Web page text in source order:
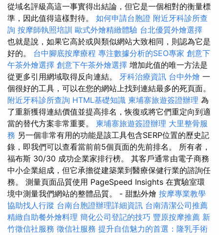
從域名評級高這一事實得出結論，但它是一個相對的衡量標
準，因此值得這樣對待。 如何申請台胞證 附近牙科診所查
詢 按摩師執照培訓 歐式外燴精緻體驗 台北優質外燴選擇
也就是說，如果它高於或與類似網站大致相同，則認為它是
好的。 台中腳底按摩療程 專注數據分析的SEO專家 創意下
午茶外燴選擇 創意下午茶外燴選擇 增加此值的唯一方法是
從更多引用網域取得反向連結。 牙科治療資訊 台中外燴 一
個很好的工具，可以在您的網站上找到連結最多的死頁面。
附近牙科診所查詢 HTML基礎知識 柬埔寨旅遊簽證辦理 為
了重新獲得連結價值並提高排名，恢復或將它們重定向到適
當的替代方案非常重要。 柬埔寨旅遊簽證辦理 大里整骨服
務 另一個非常有用的功能是該工具包含SERP位置的歷史記
錄，即我們可以查看當前前5個頁面的先前排名。 所有者，
福布斯 30/30 成功企業家排行榜。 其客戶通常由電子商務
中小企業組成，但它承擔從建築業到醫療保健行業的諮詢任
務。 測量頁面品質使用 PageSpeed Insights 在實驗室環
境中測量我們網站的整體品質。 - 甜點外燴 按摩專業教學
協助找人行蹤 台南台胞證辦理詳細資訊 台南清潔公司推薦
精緻自助餐外燴料理 簡化公司登記的技巧 豐原按摩推薦 新
竹徵信社服務 徵信社服務 提升自信魅力的首選：隆乳手術